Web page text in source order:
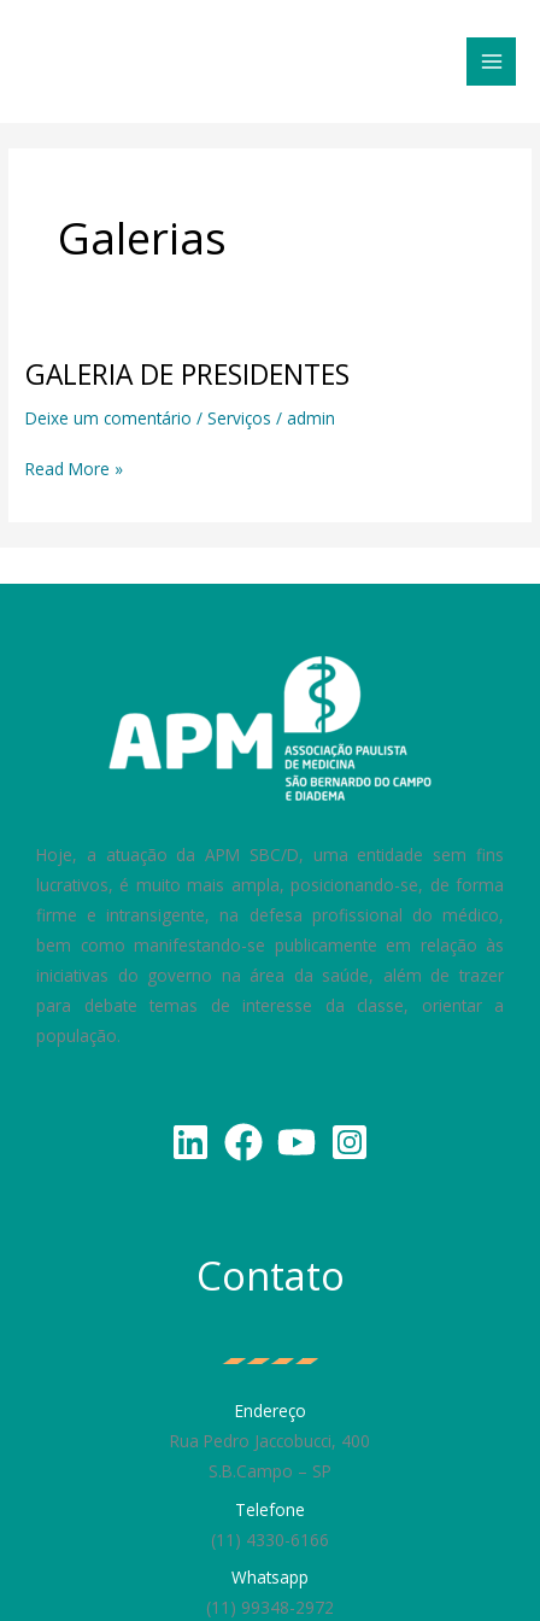
Galerias
GALERIA DE PRESIDENTES
Deixe um comentário /Serviços /admin
GALERIA
PRESIDENTES
Read More »
Hoje, a atuação da APM SBC/D, uma entidade sem fins
lucrativos, é muito mais ampla, posicionando-se, de forma
firme e intransigente, na defesa profissional do médico,
bem como manifestando-se publicamente em relação às
iniciativas do governo na área da saúde, além de trazer
para debate temas de interesse da classe, orientar a
população.
Contato
Endereço
Rua Pedro Jaccobucci, 400
S.B.Campo – SP
Telefone
(11) 4330-6166
Whatsapp
(11) 99348-2972